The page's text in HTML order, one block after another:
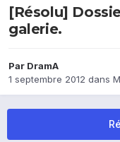
[Résolu]
galerie.
Par DramA
1 septembre 2012 dans